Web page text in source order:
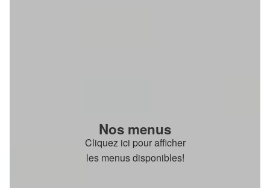
Nos menus
Cliquez ici pour afficher
les menus disponibles!